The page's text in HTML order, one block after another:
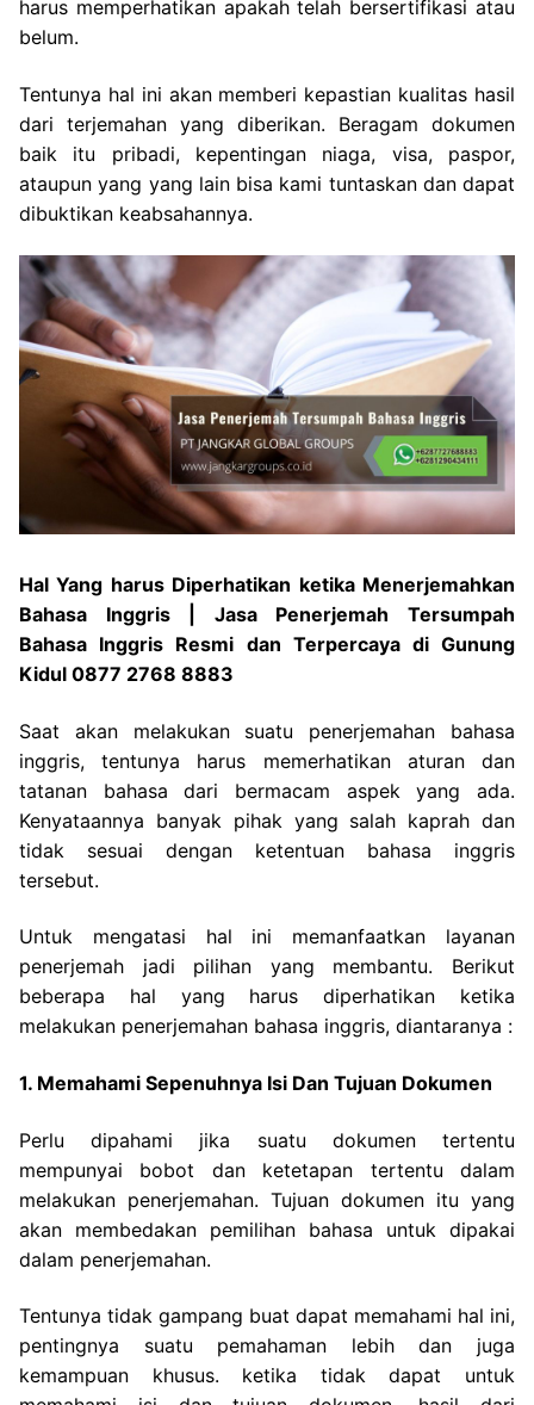
harus memperhatikan apakah telah bersertifikasi atau
belum.
Tentunya hal ini akan memberi kepastian kualitas hasil
dari terjemahan yang diberikan. Beragam dokumen
baik itu pribadi, kepentingan niaga, visa, paspor,
ataupun yang yang lain bisa kami tuntaskan dan dapat
dibuktikan keabsahannya.
Hal Yang harus Diperhatikan ketika Menerjemahkan
Bahasa Inggris | Jasa Penerjemah Tersumpah
Bahasa Inggris Resmi dan Terpercaya di Gunung
Kidul 0877 2768 8883
Saat akan melakukan suatu penerjemahan bahasa
inggris, tentunya harus memerhatikan aturan dan
tatanan bahasa dari bermacam aspek yang ada.
Kenyataannya banyak pihak yang salah kaprah dan
tidak sesuai dengan ketentuan bahasa inggris
tersebut.
Untuk mengatasi hal ini memanfaatkan layanan
penerjemah jadi pilihan yang membantu. Berikut
beberapa hal yang harus diperhatikan ketika
melakukan penerjemahan bahasa inggris, diantaranya :
1. Memahami Sepenuhnya Isi Dan Tujuan Dokumen
Perlu dipahami jika suatu dokumen tertentu
mempunyai bobot dan ketetapan tertentu dalam
melakukan penerjemahan. Tujuan dokumen itu yang
akan membedakan pemilihan bahasa untuk dipakai
dalam penerjemahan.
Tentunya tidak gampang buat dapat memahami hal ini,
pentingnya suatu pemahaman lebih dan juga
kemampuan khusus. ketika tidak dapat untuk